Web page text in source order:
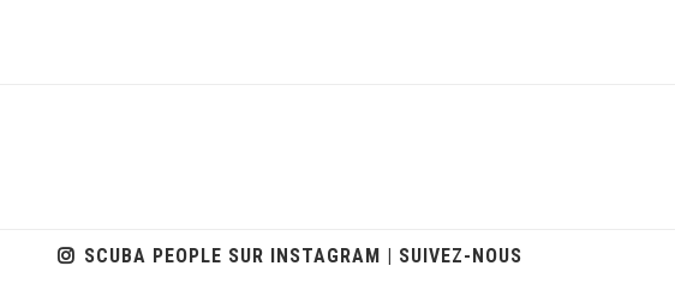
SCUBA PEOPLE SUR INSTAGRAM | SUIVEZ-NOUS